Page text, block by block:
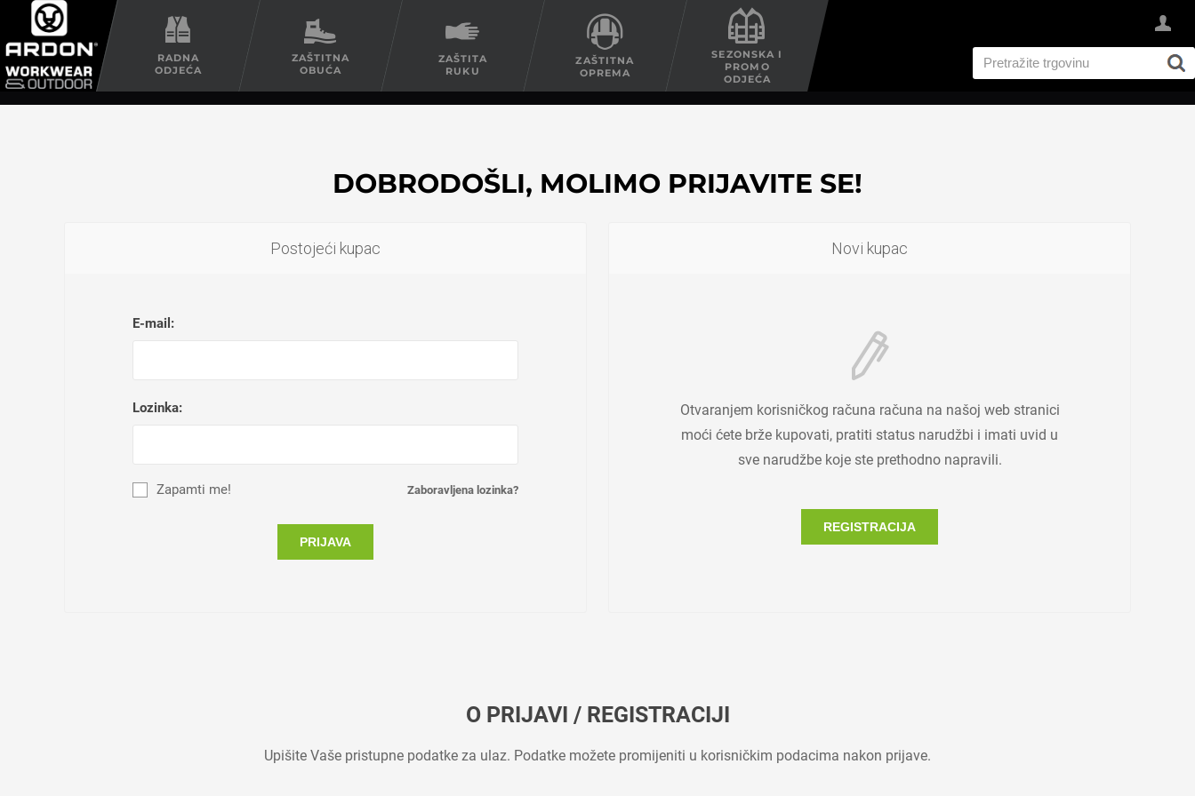
RADNA
ODJEĆA
ZAŠTITNA
OBUĆA
ZAŠTITA
RUKU
ZAŠTITNA
OPREMA
SEZONSKA I
PROMO
ODJEĆA
DOBRODOŠLI, MOLIMO PRIJAVITE SE!
Novi kupac
Otvaranjem korisničkog računa računa na našoj web stranici
moći ćete brže kupovati, pratiti status narudžbi i imati uvid u
sve narudžbe koje ste prethodno napravili.
REGISTRACIJA
Postojeći kupac
E-mail:
Lozinka:
Zaboravljena lozinka?
Zapamti me!
PRIJAVA
O PRIJAVI / REGISTRACIJI
Upišite Vaše pristupne podatke za ulaz. Podatke možete promijeniti u korisničkim podacima nakon prijave.